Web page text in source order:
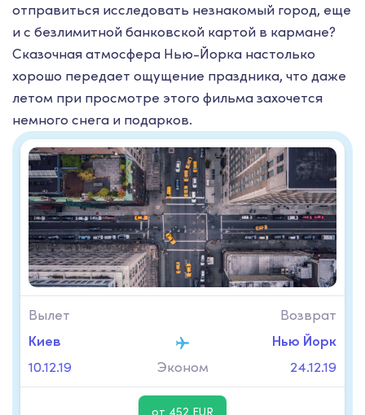
отправиться исследовать незнакомый город, еще
и с безлимитной банковской картой в кармане?
Сказочная атмосфера Нью-Йорка настолько
хорошо передает ощущение праздника, что даже
летом при просмотре этого фильма захочется
немного снега и подарков.
Вылет
Киев
10.12.19
Эконом
Возврат
Нью Йорк
24.12.19
от 452 EUR